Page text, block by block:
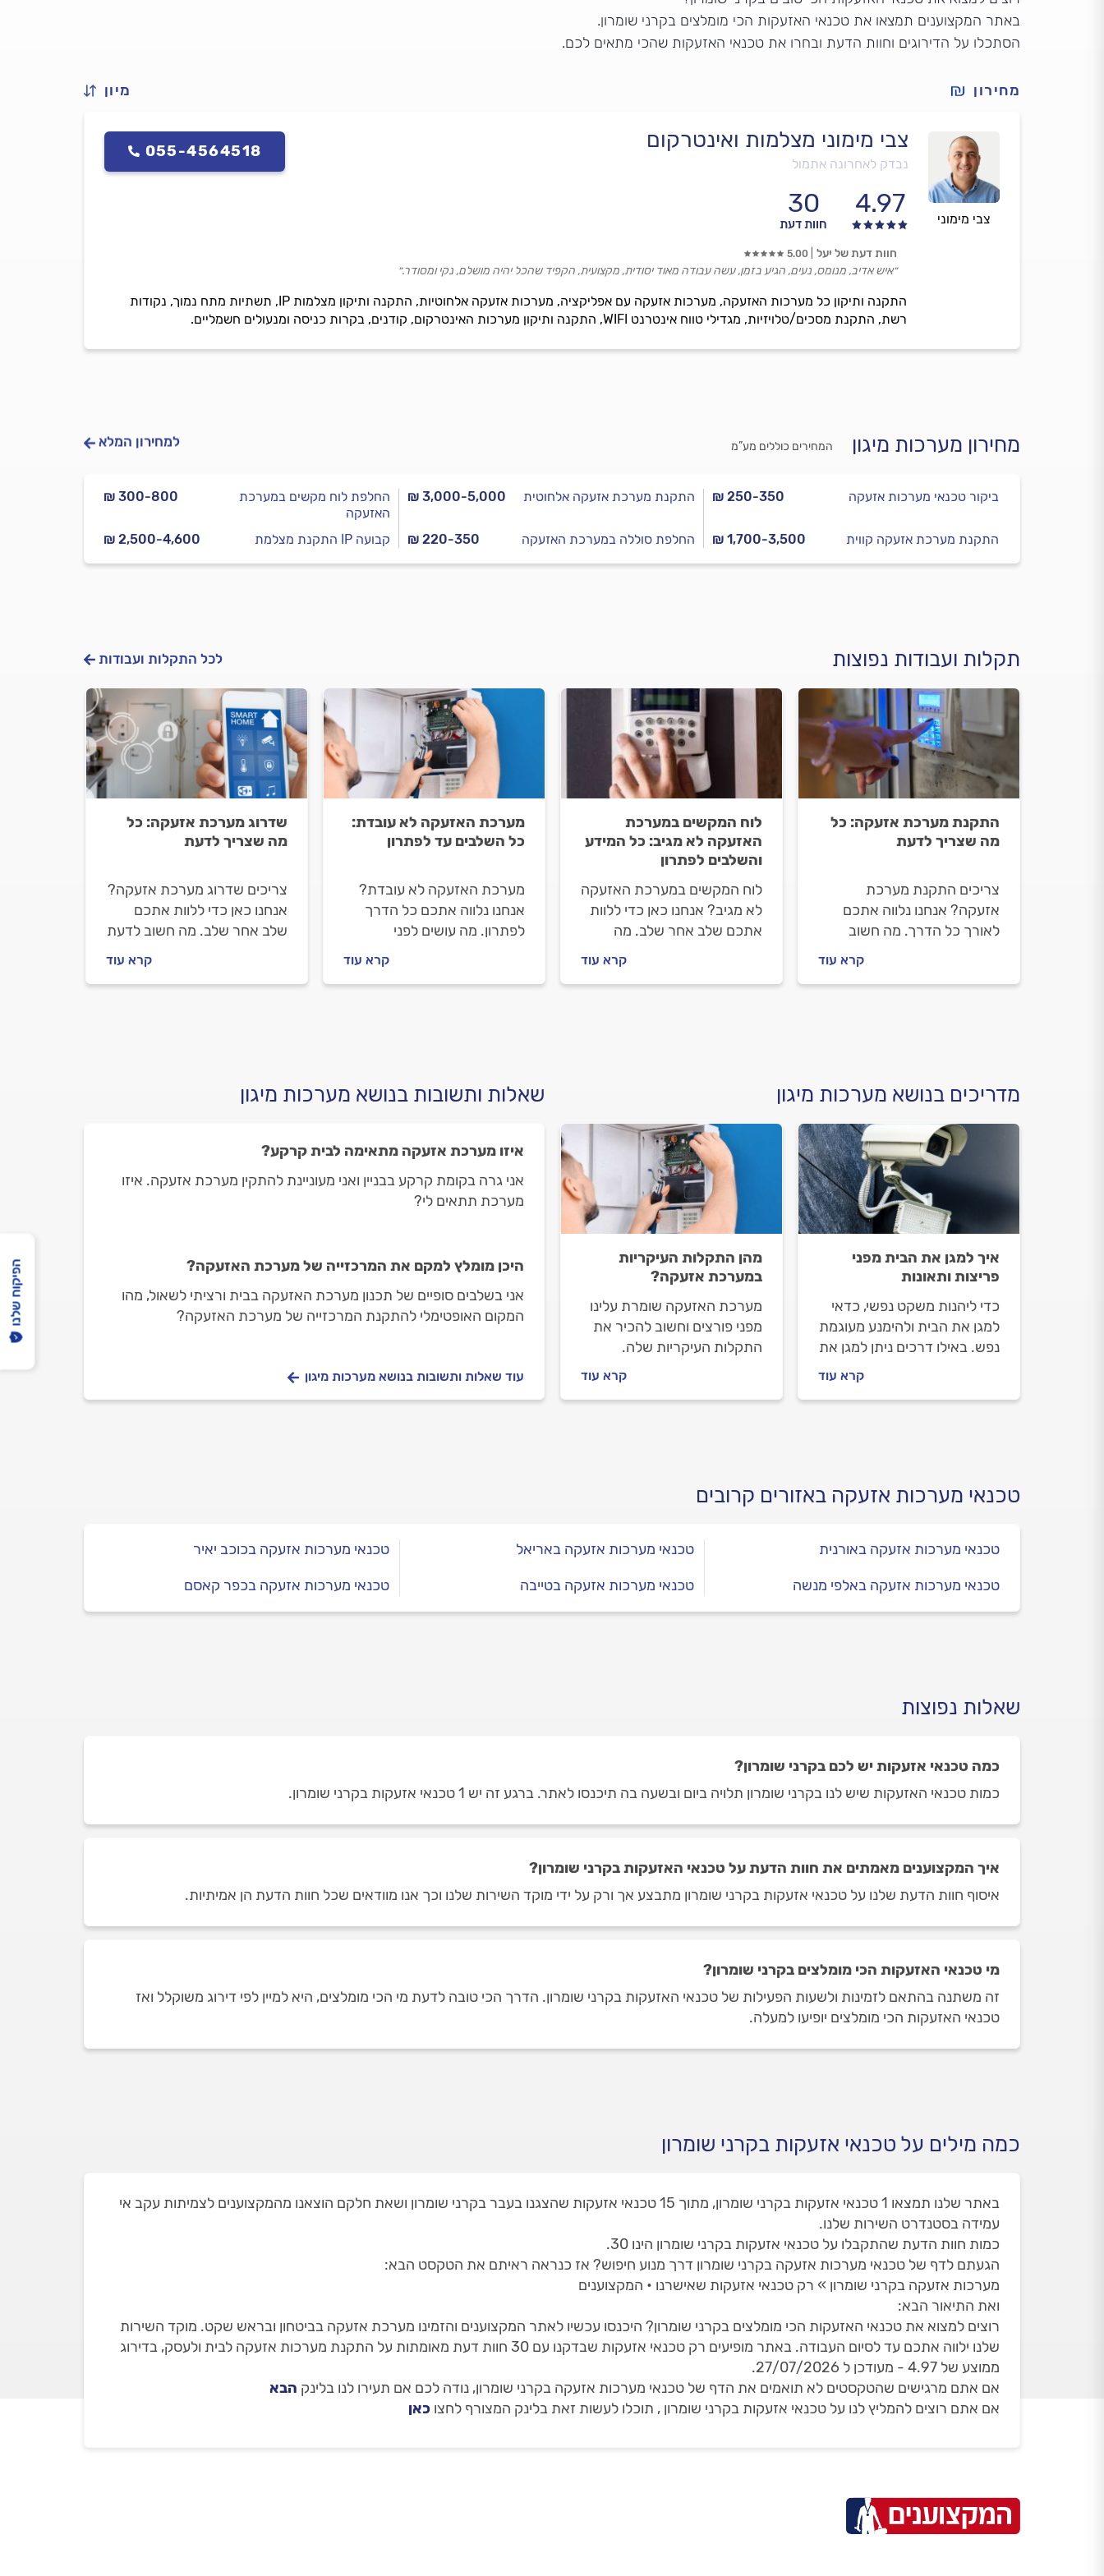
באתר המקצוענים תמצאו את טכנאי האזעקות הכי מומלצים בקרני שומרון.
הסתכלו על הדירוגים וחוות הדעת ובחרו את טכנאי האזעקות שהכי מתאים לכם.
מחירון מיון
צבי מימוני
צבי מימוני מצלמות ואינטרקום
נבדק לאחרונה אתמול
4.97
30
חוות דעת
055-4564518
התקנה ותיקון כל מערכות האזעקה, מערכות אזעקה עם אפליקציה, מערכות אזעקה אלחוטיות, התקנה ותיקון מצלמות IP, תשתיות מתח נמוך, נקודות
רשת, התקנת מסכים/טלויזיות, מגדילי טווח אינטרנט WIFI, התקנה ותיקון מערכות האינטרקום, קודנים, בקרות כניסה ומנעולים חשמליים.
חוות דעת של יעל 5.00
״איש אדיב, מנומס, נעים, הגיע בזמן, עשה עבודה מאוד יסודית, מקצועית, הקפיד שהכל יהיה מושלם, נקי ומסודר.״
מחירון מערכות מיגון המחירים כוללים מע”מ למחירון המלא
₪ 250-350 ביקור טכנאי מערכות אזעקה
₪ 1,700-3,500 התקנת מערכת אזעקה קווית
₪ 3,000-5,000 התקנת מערכת אזעקה אלחוטית
₪ 220-350 החלפת סוללה במערכת האזעקה
₪ 300-800
החלפת לוח מקשים במערכת
האזעקה
₪ 2,500-4,600
התקנת מצלמת IP קבועה
תקלות ועבודות נפוצות לכל התקלות ועבודות
התקנת מערכת אזעקה: כל
מה שצריך לדעת
צריכים התקנת מערכת
אזעקה? אנחנו נלווה אתכם
לאורך כל הדרך. מה חשוב
אזעקה, איך מתנהלים מול
הטכנאי ומה המחיר של התקנת
קרא עוד
לוח המקשים במערכת
האזעקה לא מגיב: כל המידע
והשלבים לפתרון
לוח המקשים במערכת האזעקה
לא מגיב? אנחנו כאן כדי ללוות
אתכם שלב אחר שלב. מה
שבמערכת האזעקה, איך
מתנהלים מול טכנאי מערכות
קרא עוד
מערכת האזעקה לא עובדת:
כל השלבים עד לפתרון
מערכת האזעקה לא עובדת?
אנחנו נלווה אתכם כל הדרך
לפתרון. מה עושים לפני
אזעקה ואיך מתנהלים מולו? כל
התשובות לפניכם.
קרא עוד
שדרוג מערכת אזעקה: כל
מה שצריך לדעת
צריכים שדרוג מערכת אזעקה?
אנחנו כאן כדי ללוות אתכם
שלב אחר שלב. מה חשוב לדעת
מתנהלים מול טכנאי מערכות
אזעקה וכמה העבודה תעלה?
קרא עוד
מדריכים בנושא מערכות מיגון
איך למגן את הבית מפני
פריצות ותאונות
כדי ליהנות משקט נפשי, כדאי
למגן את הבית ולהימנע מעוגמת
נפש. באילו דרכים ניתן למגן את
הוא כולל? כל התשובות בפנים.
קרא עוד
מהן התקלות העיקריות
במערכת אזעקה?
מערכת האזעקה שומרת עלינו
מפני פורצים וחשוב להכיר את
התקלות העיקריות שלה.
מתמודדים עם תקלה בקו
הטלפון או ברשת האלחוטית,
אזעקה ואיך משדרגים מערכת
אזעקה?
קרא עוד
שאלות ותשובות בנושא מערכות מיגון
איזו מערכת אזעקה מתאימה לבית קרקע?
אני גרה בקומת קרקע בבניין ואני מעוניינת להתקין מערכת אזעקה. איזו
מערכת תתאים לי?
היכן מומלץ למקם את המרכזייה של מערכת האזעקה?
אני בשלבים סופיים של תכנון מערכת האזעקה בבית ורציתי לשאול, מהו
המקום האופטימלי להתקנת המרכזייה של מערכת האזעקה?
עוד שאלות ותשובות בנושא מערכות מיגון
טכנאי מערכות אזעקה באזורים קרובים
טכנאי מערכות אזעקה באורנית
טכנאי מערכות אזעקה באלפי מנשה
טכנאי מערכות אזעקה באריאל
טכנאי מערכות אזעקה בטייבה
טכנאי מערכות אזעקה בכוכב יאיר
טכנאי מערכות אזעקה בכפר קאסם
שאלות נפוצות
כמה טכנאי אזעקות יש לכם בקרני שומרון?
כמות טכנאי האזעקות שיש לנו בקרני שומרון תלויה ביום ובשעה בה תיכנסו לאתר. ברגע זה יש 1 טכנאי אזעקות בקרני שומרון.
איך המקצוענים מאמתים את חוות הדעת על טכנאי האזעקות בקרני שומרון?
איסוף חוות הדעת שלנו על טכנאי אזעקות בקרני שומרון מתבצע אך ורק על ידי מוקד השירות שלנו וכך אנו מוודאים שכל חוות הדעת הן אמיתיות.
מי טכנאי האזעקות הכי מומלצים בקרני שומרון?
זה משתנה בהתאם לזמינות ולשעות הפעילות של טכנאי האזעקות בקרני שומרון. הדרך הכי טובה לדעת מי הכי מומלצים, היא למיין לפי דירוג משוקלל ואז
טכנאי האזעקות הכי מומלצים יופיעו למעלה.
כמה מילים על טכנאי אזעקות בקרני שומרון
באתר שלנו תמצאו 1 טכנאי אזעקות בקרני שומרון, מתוך 15 טכנאי אזעקות שהצגנו בעבר בקרני שומרון ושאת חלקם הוצאנו מהמקצוענים לצמיתות עקב אי
עמידה בסטנדרט השירות שלנו.
כמות חוות הדעת שהתקבלו על טכנאי אזעקות בקרני שומרון הינו 30.
הגעתם לדף של טכנאי מערכות אזעקה בקרני שומרון דרך מנוע חיפוש? אז כנראה ראיתם את הטקסט הבא:
מערכות אזעקה בקרני שומרון » רק טכנאי אזעקות שאישרנו • המקצוענים
ואת התיאור הבא:
רוצים למצוא את טכנאי האזעקות הכי מומלצים בקרני שומרון? היכנסו עכשיו לאתר המקצוענים והזמינו מערכת אזעקה בביטחון ובראש שקט. מוקד השירות
שלנו ילווה אתכם עד לסיום העבודה. באתר מופיעים רק טכנאי אזעקות שבדקנו עם 30 חוות דעת מאומתות על התקנת מערכות אזעקה לבית ולעסק, בדירוג
ממוצע של 4.97 - מעודכן ל 27/07/2026.
אם אתם מרגישים שהטקסטים לא תואמים את הדף של טכנאי מערכות אזעקה בקרני שומרון, נודה לכם אם תעירו לנו בלינק הבא
אם אתם רוצים להמליץ לנו על טכנאי אזעקות בקרני שומרון , תוכלו לעשות זאת בלינק המצורף לחצו כאן
הפיקוח שלנו